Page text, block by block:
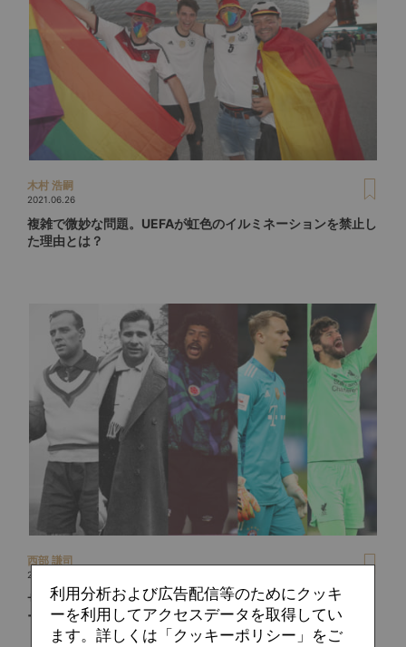
木村 浩嗣
2021.06.26
複雑で微妙な問題。UEFAが虹色のイルミネーションを禁止し
た理由とは？
西部 謙司
2020.09.15
サモラからヤシン、“未来人”イギータを経て“スイーパー＝キ
ーパー”へ。GKの歴史と変遷
利用分析および広告配信等のためにクッキ
ーを利用してアクセスデータを取得してい
ます。詳しくは「クッキーポリシー」をご